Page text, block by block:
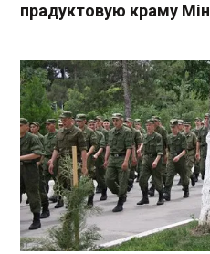
прадуктовую краму